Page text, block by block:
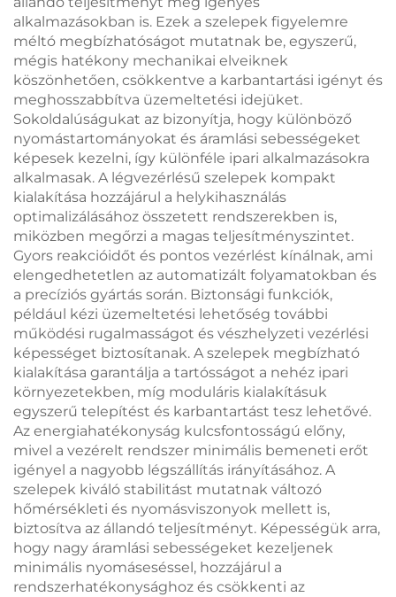
alkalmazásokban is. Ezek a szelepek figyelemre
méltó megbízhatóságot mutatnak be, egyszerű,
mégis hatékony mechanikai elveiknek
köszönhetően, csökkentve a karbantartási igényt és
meghosszabbítva üzemeltetési idejüket.
Sokoldalúságukat az bizonyítja, hogy különböző
nyomástartományokat és áramlási sebességeket
képesek kezelni, így különféle ipari alkalmazásokra
alkalmasak. A légvezérlésű szelepek kompakt
kialakítása hozzájárul a helykihasználás
optimalizálásához összetett rendszerekben is,
miközben megőrzi a magas teljesítményszintet.
Gyors reakcióidőt és pontos vezérlést kínálnak, ami
elengedhetetlen az automatizált folyamatokban és
a precíziós gyártás során. Biztonsági funkciók,
például kézi üzemeltetési lehetőség további
működési rugalmasságot és vészhelyzeti vezérlési
képességet biztosítanak. A szelepek megbízható
kialakítása garantálja a tartósságot a nehéz ipari
környezetekben, míg moduláris kialakításuk
egyszerű telepítést és karbantartást tesz lehetővé.
Az energiahatékonyság kulcsfontosságú előny,
mivel a vezérelt rendszer minimális bemeneti erőt
igényel a nagyobb légszállítás irányításához. A
szelepek kiváló stabilitást mutatnak változó
hőmérsékleti és nyomásviszonyok mellett is,
biztosítva az állandó teljesítményt. Képességük arra,
hogy nagy áramlási sebességeket kezeljenek
minimális nyomáseséssel, hozzájárul a
rendszerhatékonysághoz és csökkenti az